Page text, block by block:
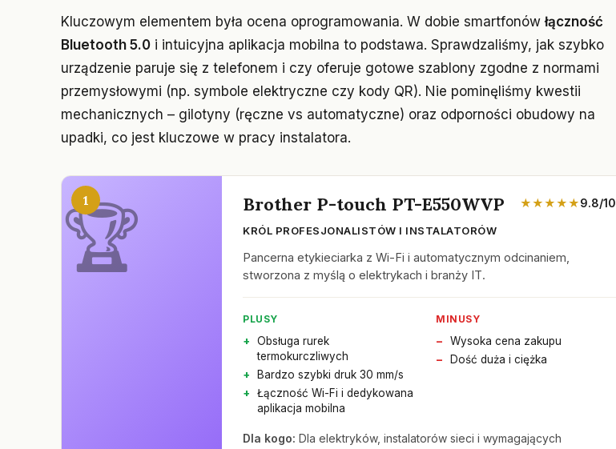
Kluczowym elementem była ocena oprogramowania. W dobie smartfonówłączność
Bluetooth 5.0 i intuicyjna aplikacja mobilna to podstawa. Sprawdzaliśmy, jak szybko
urządzenie paruje się z telefonem i czy oferuje gotowe szablony zgodne z normami
przemysłowymi (np. symbole elektryczne czy kody QR). Nie pominęliśmy kwestii
mechanicznych – gilotyny (ręczne vs automatyczne) oraz odporności obudowy na
upadki, co jest kluczowe w pracy instalatora.
1 Brother P-touch PT-E550WVP ★★★★★9.8/10
KRÓL PROFESJONALISTÓW I INSTALATORÓW
Pancerna etykieciarka z Wi-Fi i automatycznym odcinaniem,
stworzona z myślą o elektrykach i branży IT.
PLUSY
Obsługa rurek
termokurczliwych
Bardzo szybki druk 30 mm/s
Łączność Wi-Fi i dedykowana
aplikacja mobilna
MINUSY
Wysoka cena zakupu
Dość duża i ciężka
Dla kogo: Dla elektryków, instalatorów sieci i wymagających